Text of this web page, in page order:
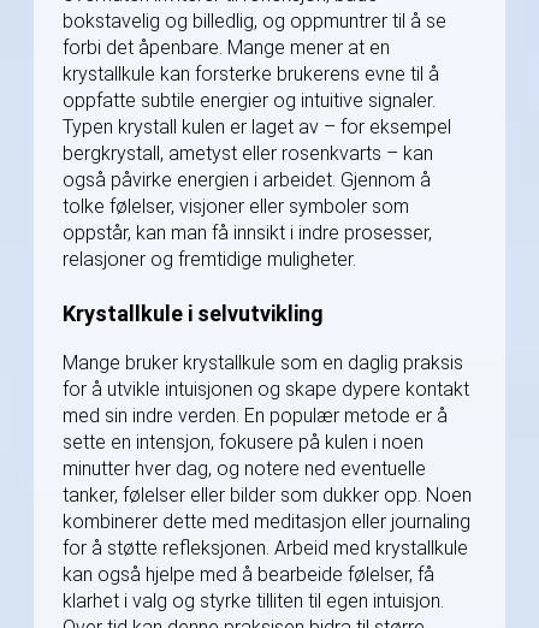
bokstavelig og billedlig, og oppmuntrer til å se
forbi det åpenbare. Mange mener at en
krystallkule kan forsterke brukerens evne til å
oppfatte subtile energier og intuitive signaler.
Typen krystall kulen er laget av – for eksempel
bergkrystall, ametyst eller rosenkvarts – kan
også påvirke energien i arbeidet. Gjennom å
tolke følelser, visjoner eller symboler som
oppstår, kan man få innsikt i indre prosesser,
relasjoner og fremtidige muligheter.
Krystallkule i selvutvikling
Mange bruker krystallkule som en daglig praksis
for å utvikle intuisjonen og skape dypere kontakt
med sin indre verden. En populær metode er å
sette en intensjon, fokusere på kulen i noen
minutter hver dag, og notere ned eventuelle
tanker, følelser eller bilder som dukker opp. Noen
kombinerer dette med meditasjon eller journaling
for å støtte refleksjonen. Arbeid med krystallkule
kan også hjelpe med å bearbeide følelser, få
klarhet i valg og styrke tilliten til egen intuisjon.